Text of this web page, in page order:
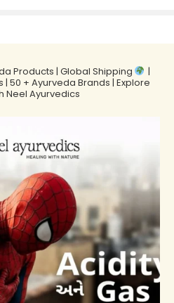
Products | Global Shipping
|
| 50 + Ayurveda Brands | Explore
Neel Ayurvedics